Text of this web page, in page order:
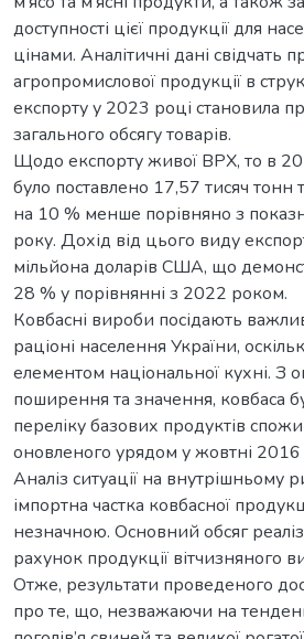
доступності цієї продукції для
цінами. Аналітичні дані свідчать
агропромислової продукції в
експорту у 2023 році становила
загального обсягу товарів.
Щодо експорту живої ВРХ, то в
було поставлено 17,57 тисяч тонн
на 10 % менше порівняно з
року. Дохід від цього виду
мільйона доларів США, що
28 % у порівнянні з 2022 роком.
Ковбасні вироби посідають
раціоні населення України,
елементом національної кухні. З
поширення та значення, ковбаса
переліку базових продуктів
оновленого урядом у жовтні 2016
Аналіз ситуації на внутрішньому
імпортна частка ковбасної
незначною. Основний обсяг
рахунок продукції вітчизняного
Отже, результати проведеного
про те, що, незважаючи на